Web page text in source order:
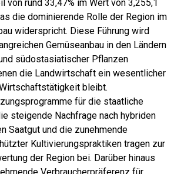
von rund 33,47% im Wert von 3,255,1
die dominierende Rolle der Region im
widerspricht. Diese Führung wird
Gemüseanbau in den Ländern
südostasiatischer Pflanzen
die Landwirtschaft ein wesentlicher
bleibt.
für die staatliche
steigende Nachfrage nach hybriden
Saatgut und die zunehmende
Kultivierungspraktiken tragen zur
der Region bei. Darüber hinaus